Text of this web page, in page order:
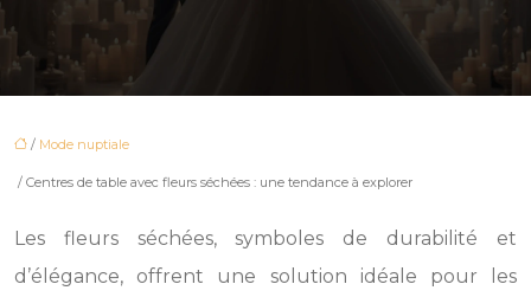
/ Mode nuptiale
/ Centres de table avec fleurs séchées : une tendance à explorer
Les fleurs séchées, symboles de durabilité et
d’élégance, offrent une solution idéale pour les